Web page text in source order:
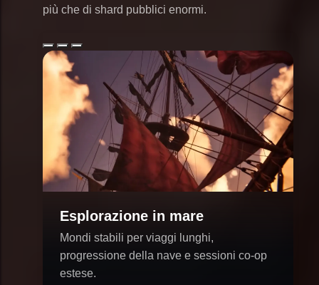
più che di shard pubblici enormi.
Esplorazione in mare
Mondi stabili per viaggi lunghi,
progressione della nave e sessioni co-op
estese.